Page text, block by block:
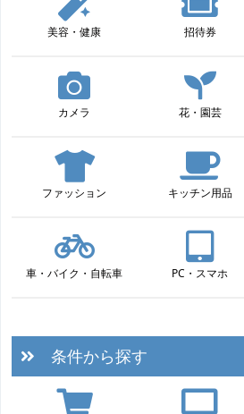
美容・健康 招待券
カメラ 花・園芸
ファッション キッチン用品
車・バイク・自転車 PC・スマホ
条件から探す